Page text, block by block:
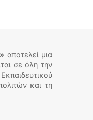
αποτελεί μια
σε όλη την
και τη